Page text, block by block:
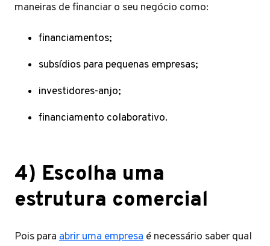
maneiras de financiar o seu negócio como:
financiamentos;
subsídios para pequenas empresas;
investidores-anjo;
financiamento colaborativo.
4) Escolha uma
estrutura comercial
Pois para abrir uma empresa é necessário saber qual